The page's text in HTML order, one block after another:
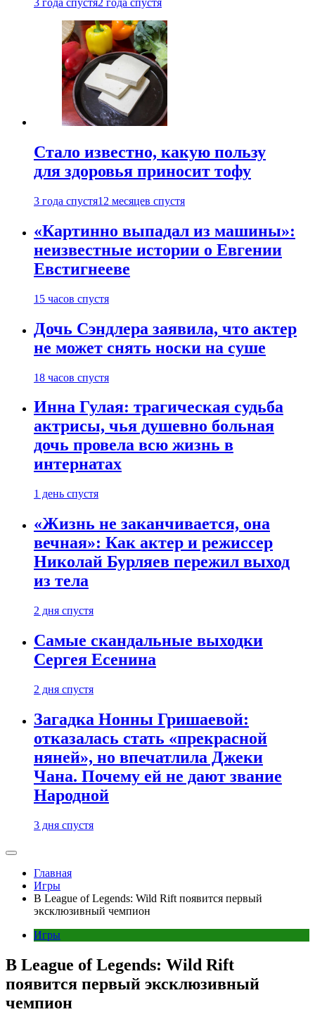
3 года спустя2 года спустя
Стало известно, какую пользу
для здоровья приносит тофу
3 года спустя12 месяцев спустя
«Картинно выпадал из машины»:
неизвестные истории о Евгении
Евстигнееве
15 часов спустя
Дочь Сэндлера заявила, что актер
не может снять носки на суше
18 часов спустя
Инна Гулая: трагическая судьба
актрисы, чья душевно больная
дочь провела всю жизнь в
интернатах
1 день спустя
«Жизнь не заканчивается, она
вечная»: Как актер и режиссер
Николай Бурляев пережил выход
из тела
2 дня спустя
Самые скандальные выходки
Сергея Есенина
2 дня спустя
Загадка Нонны Гришаевой:
отказалась стать «прекрасной
няней», но впечатлила Джеки
Чана. Почему ей не дают звание
Народной
3 дня спустя
Главная
Игры
В League of Legends: Wild Rift появится первый
эксклюзивный чемпион
Игры
В League of Legends: Wild Rift
появится первый эксклюзивный
чемпион